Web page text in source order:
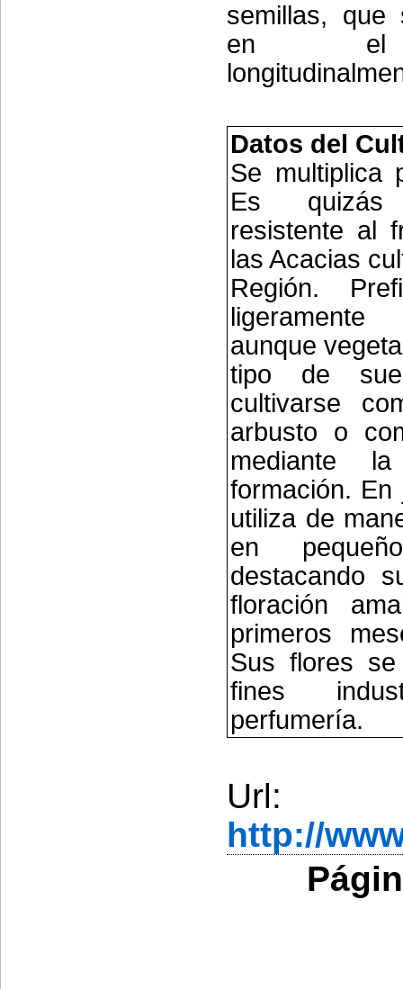
semillas, que
en el
Datos del
Se multiplica
Es
resistente al
las Acacias
Región.
aunque
tipo de
cultivarse
arbusto o
mediante
formación.
utiliza de
en
destacando
floración
primeros
Sus flores
fines
perfumería.
Url:
http://